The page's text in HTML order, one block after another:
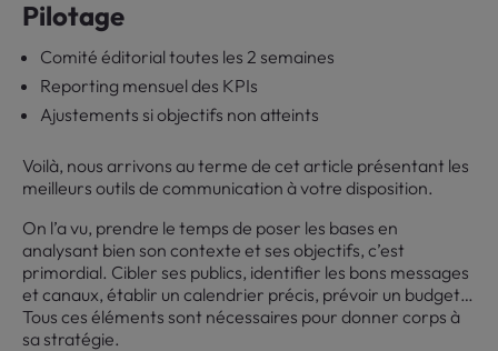
Pilotage
Comité éditorial toutes les 2 semaines
Reporting mensuel des KPIs
Ajustements si objectifs non atteints
Voilà, nous arrivons au terme de cet article présentant les
meilleurs outils de communication à votre disposition.
On l’a vu, prendre le temps de poser les bases en
analysant bien son contexte et ses objectifs, c’est
primordial. Cibler ses publics, identifier les bons messages
et canaux, établir un calendrier précis, prévoir un budget…
Tous ces éléments sont nécessaires pour donner corps à
sa stratégie.